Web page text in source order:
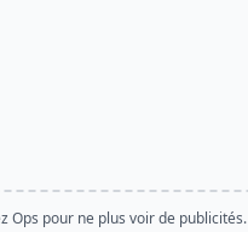
Ops pour ne plus voir de publicités.